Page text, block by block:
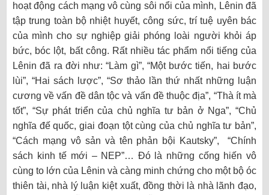
hoạt động cách mạng vô cùng sôi nổi của mình, Lênin đã
tập trung toàn bộ nhiệt huyết, công sức, trí tuệ uyên bác
của mình cho sự nghiệp giải phóng loài người khỏi áp
bức, bóc lột, bất công. Rất nhiều tác phẩm nổi tiếng của
Lênin đã ra đời như: “Làm gì”, “Một bước tiến, hai bước
lùi”, “Hai sách lược”, “Sơ thảo lần thứ nhất những luận
cương về vấn đề dân tộc và vấn đề thuộc địa”, “Thà ít mà
tốt”, “Sự phát triển của chủ nghĩa tư bản ở Nga”, “Chủ
nghĩa đế quốc, giai đoạn tột cùng của chủ nghĩa tư bản”,
“Cách mạng vô sản và tên phản bội Kautsky”, “Chính
sách kinh tế mới – NEP”… Đó là những cống hiến vô
cùng to lớn của Lênin và càng minh chứng cho một bộ óc
thiên tài, nhà lý luận kiệt xuất, đồng thời là nhà lãnh đạo,